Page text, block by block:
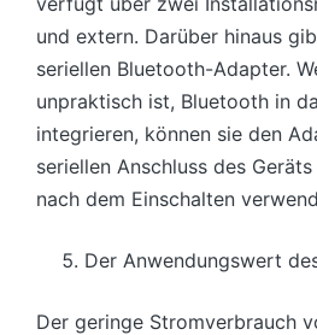
und extern. Darüber hinaus
seriellen Bluetooth-Adapter.
unpraktisch ist, Bluetooth in
integrieren, können sie den
seriellen Anschluss des
nach dem Einschalten
Der Anwendungswert
Der geringe Stromverbrauch